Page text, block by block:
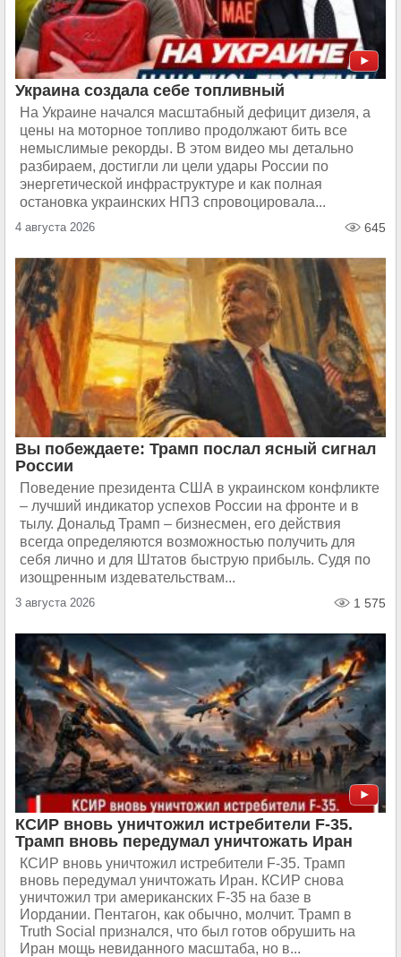
Украина создала себе топливный
На Украине начался масштабный дефицит дизеля, а
цены на моторное топливо продолжают бить все
немыслимые рекорды. В этом видео мы детально
разбираем, достигли ли цели удары России по
энергетической инфраструктуре и как полная
остановка украинских НПЗ спровоцировала...
4 августа 2026 645
Вы побеждаете: Трамп послал ясный сигнал
России
Поведение президента США в украинском конфликте
– лучший индикатор успехов России на фронте и в
тылу. Дональд Трамп – бизнесмен, его действия
всегда определяются возможностью получить для
себя лично и для Штатов быструю прибыль. Судя по
изощренным издевательствам...
3 августа 2026 1 575
КСИР вновь уничтожил истребители F-35.
Трамп вновь передумал уничтожать Иран
КСИР вновь уничтожил истребители F-35. Трамп
вновь передумал уничтожать Иран. КСИР снова
уничтожил три американских F-35 на базе в
Иордании. Пентагон, как обычно, молчит. Трамп в
Truth Social признался, что был готов обрушить на
Иран мощь невиданного масштаба, но в...